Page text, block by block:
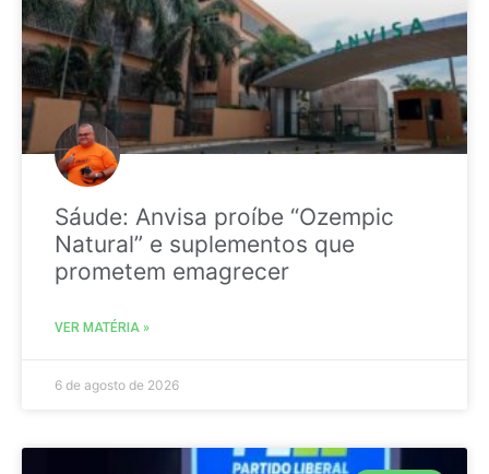
Sáude: Anvisa proíbe “Ozempic
Natural” e suplementos que
prometem emagrecer
VER MATÉRIA »
6 de agosto de 2026